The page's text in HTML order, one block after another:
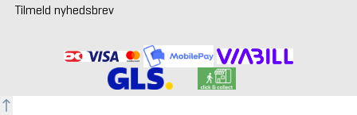
Tilmeld nyhedsbrev